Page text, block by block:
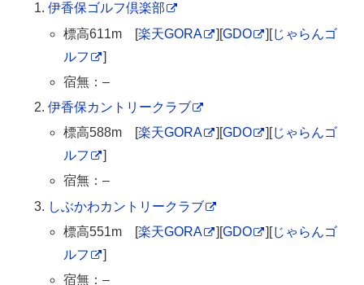
伊香保ゴルフ倶楽部
標高611m [楽天GORA ][GDO ][じゃらんゴ
ルフ
]
宿無：–
伊香保カントリークラブ
標高588m [楽天GORA ][GDO ][じゃらんゴ
ルフ
]
宿無：–
しぶかわカントリークラブ
標高551m [楽天GORA ][GDO ][じゃらんゴ
ルフ
]
宿無：–